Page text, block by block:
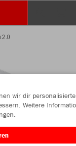
2.0
wir dir personalisierte
Weitere